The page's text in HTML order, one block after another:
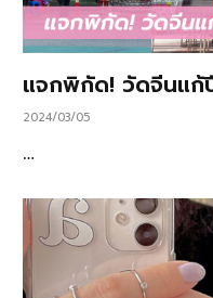
แจกพิกัด! วัดจีนแก้
2024/03/05
…